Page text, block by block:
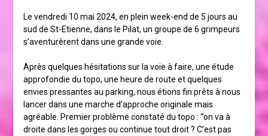
Le vendredi 10 mai 2024, en plein week-end de 5 jours au
sud de St-Etienne, dans le Pilat, un groupe de 6 grimpeurs
s’aventurèrent dans une grande voie.
Après quelques hésitations sur la voie à faire, une étude
approfondie du topo, une heure de route et quelques
envies pressantes au parking, nous étions fin prêts à nous
lancer dans une marche d’approche originale mais
agréable. Premier problème constaté du topo : “on va à
droite dans les gorges ou continue tout droit ? C’est pas